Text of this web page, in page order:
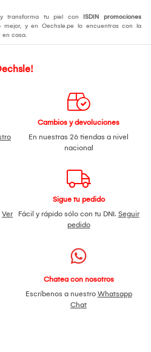
transforma tu piel con ISDIN promociones
y en Oechsle.pe lo encuentras con la
en casa.
Cambios y devoluciones
En nuestras 26 tiendas a nivel
nacional
Ver
Sigue tu pedido
Fácil y rápido sólo con tu DNI. Seguir
pedido
Chatea con nosotros
Escríbenos a nuestro Whatsapp
Chat